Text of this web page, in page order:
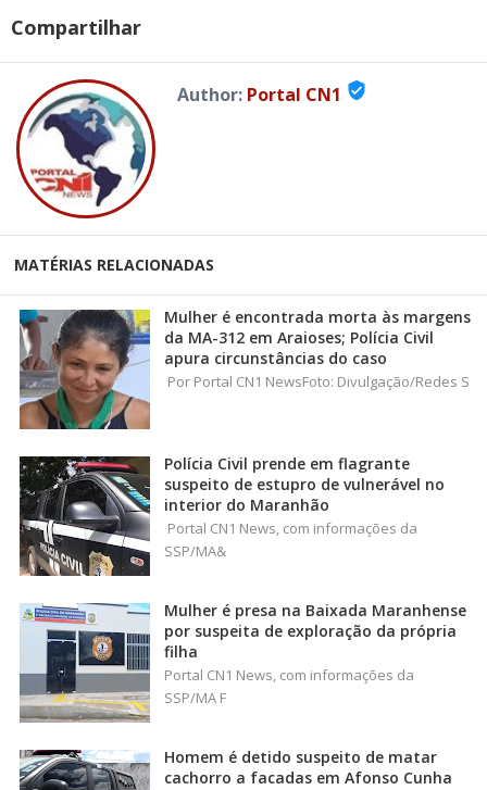
Compartilhar
Author: Portal CN1 verified_user
MATÉRIAS RELACIONADAS
Mulher é encontrada morta às margens
da MA-312 em Araioses; Polícia Civil
apura circunstâncias do caso
Por Portal CN1 NewsFoto: Divulgação/Redes S
Polícia Civil prende em flagrante
suspeito de estupro de vulnerável no
interior do Maranhão
Portal CN1 News, com informações da
SSP/MA&
Mulher é presa na Baixada Maranhense
por suspeita de exploração da própria
filha
Portal CN1 News, com informações da
SSP/MA F
Homem é detido suspeito de matar
cachorro a facadas em Afonso Cunha